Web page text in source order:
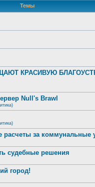
Темы
КРАСИВУЮ
Null's Brawl
за коммунальные
судебные решения
город!